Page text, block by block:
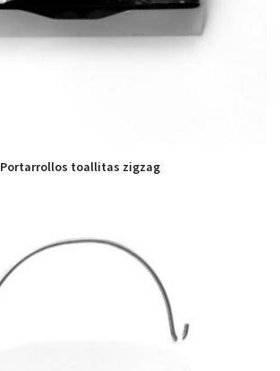
Portarrollos toallitas zigzag